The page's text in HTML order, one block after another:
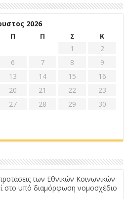
2026
Π Π Σ
Κ
1
2
6 7 8
9
13 14 15
16
20 21 22
23
27 28 29
30
των Εθνικών Κοινωνικών
στο υπό διαμόρφωση νομοσχέδιο